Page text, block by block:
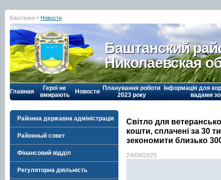
Баштанка » Новости
Баштанский
Николаевская
Главная
Герої не
вмирають
Новости Планування роботи
2023 року
Інформація для
вадами
Районна державна адміністрація
Районный совет
Фінансовий відділ
Регуляторна діяльність
Світло для
кошти, сплачені за 30
зекономити близько
24/09/2025